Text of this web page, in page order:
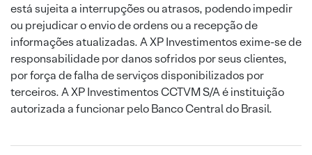
está sujeita a interrupções ou atrasos, podendo impedir
ou prejudicar o envio de ordens ou a recepção de
informações atualizadas. A XP Investimentos exime-se de
responsabilidade por danos sofridos por seus clientes,
por força de falha de serviços disponibilizados por
terceiros. A XP Investimentos CCTVM S/A é instituição
autorizada a funcionar pelo Banco Central do Brasil.